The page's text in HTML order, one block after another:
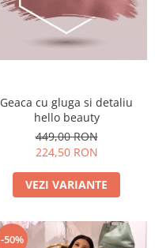
Geaca cu gluga si detaliu
hello beauty
449,00 RON
224,50 RON
VEZI VARIANTE
-50%